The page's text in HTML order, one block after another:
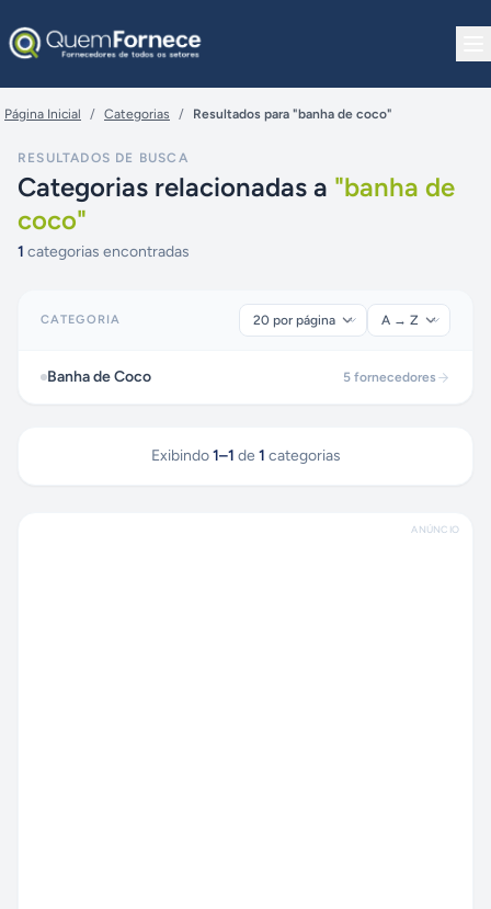
Página Inicial / Categorias / Resultados para "banha de coco"
RESULTADOS DE BUSCA
Categorias relacionadas a "banha de
coco"
1 categorias encontradas
CATEGORIA
Banha de Coco 5 fornecedores
Exibindo 1–1 de 1 categorias
ANÚNCIO